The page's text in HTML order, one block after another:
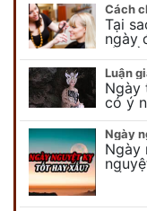
Tại
ngày
lớn
mắn
Ngày
có ý
Cần
Ngày
Ngày
xấu,